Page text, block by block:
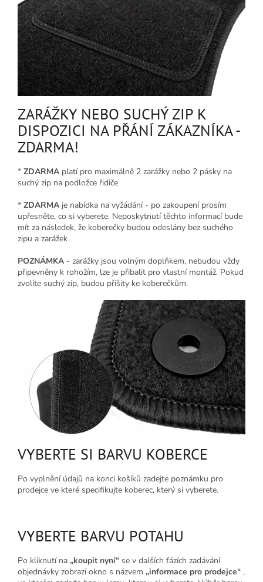
ZARÁŽKY NEBO SUCHÝ ZIP K
DISPOZICI NA PŘÁNÍ ZÁKAZNÍKA -
ZDARMA!
* ZDARMA platí pro maximálně 2 zarážky nebo 2 pásky na
suchý zip na podložce řidiče
* ZDARMA je nabídka na vyžádání - po zakoupení prosím
upřesněte, co si vyberete. Neposkytnutí těchto informací bude
mít za následek, že koberečky budou odeslány bez suchého
zipu a zarážek
POZNÁMKA - zarážky jsou volným doplňkem, nebudou vždy
připevněny k rohožím, lze je přibalit pro vlastní montáž. Pokud
zvolíte suchý zip, budou přišity ke koberečkům.
VYBERTE SI BARVU KOBERCE
Po vyplnění údajů na konci košíků zadejte poznámku pro
prodejce ve které specifikujte koberec, který si vyberete.
VYBERTE BARVU POTAHU
Po kliknutí na „koupit nyní“ se v dalších fázích zadávání
objednávky zobrazí okno s názvem „informace pro prodejce“ ,